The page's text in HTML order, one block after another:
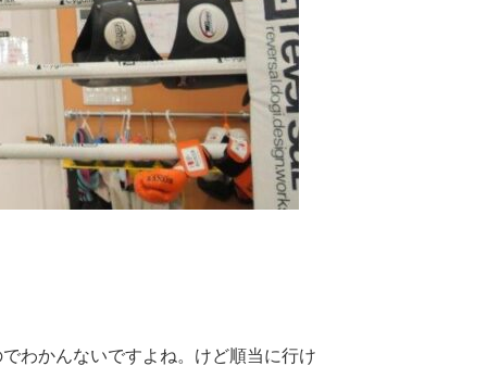
わかんないですよね。けど順当に行け